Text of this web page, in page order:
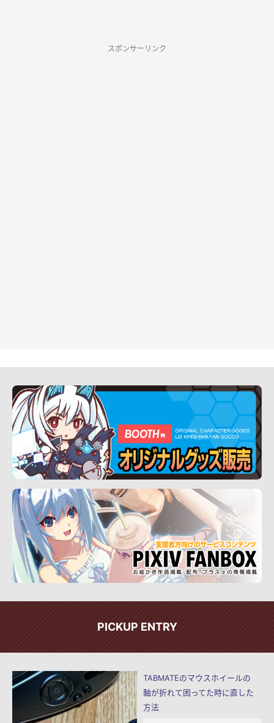
スポンサーリンク
PICKUP ENTRY
TABMATEのマウスホイールの
軸が折れて困ってた時に直した
方法